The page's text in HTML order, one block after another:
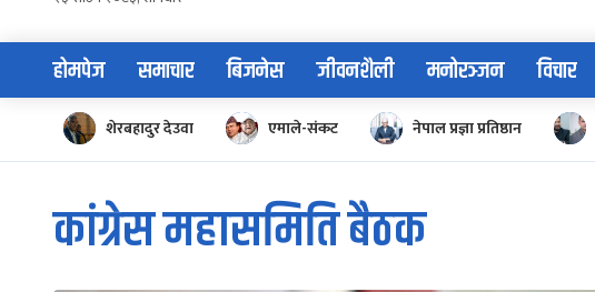
होमपेज समाचार बिजनेस जीवनशैली मनोरञ्जन विचार
शेरबहादुर देउवा एमाले-संकट नेपाल प्रज्ञा प्रतिष्ठान
कांग्रेस महासमिति बैठक